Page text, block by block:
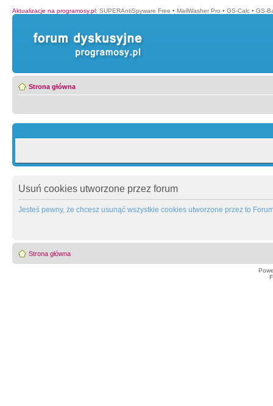
Aktualizacje na programosy.pl: SUPERAntiSpyware Free • MailWasher Pro • GS-Calc • GS-
Strona główna
Usuń cookies utworzone przez forum
Jesteś pewny, że chcesz usunąć wszystkie cookies utworzone przez to
Strona główna